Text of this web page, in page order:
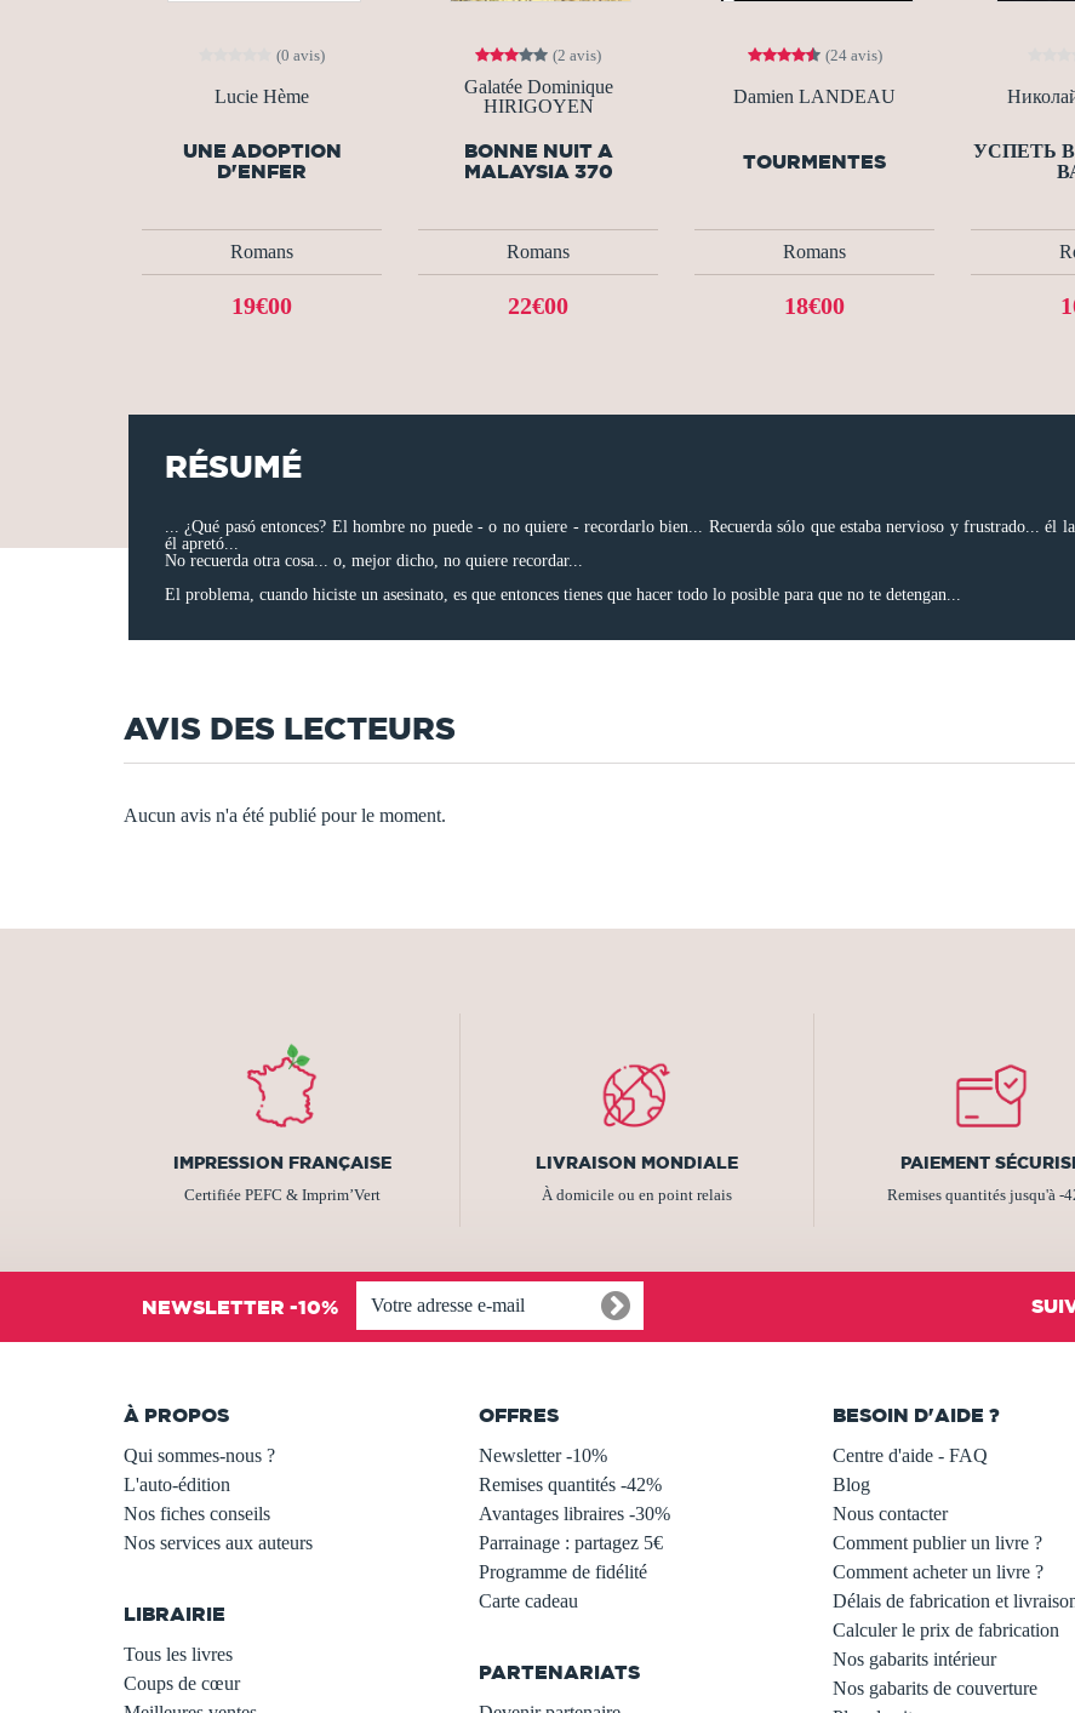
(0 avis)
Lucie Hème
UNE ADOPTION
D'ENFER
Romans
19€00
(2 avis)
Galatée Dominique
HIRIGOYEN
BONNE NUIT A
MALAYSIA 370
Romans
22€00
(24 avis)
Damien LANDEAU
TOURMENTES
Romans
18€00
УСПЕТЬ
RÉSUMÉ
... ¿Qué pasó entonces? El hombre no puede - o no quiere - recordarlo bien... Recuerda sólo que estaba nervioso y frustrado...
él apretó...
No recuerda otra cosa... o, mejor dicho, no quiere recordar...
El problema, cuando hiciste un asesinato, es que entonces tienes que hacer todo lo posible para que no te detengan...
AVIS DES LECTEURS
Aucun avis n'a été publié pour le moment.
IMPRESSION FRANÇAISE
Certifiée PEFC & Imprim’Vert
LIVRAISON MONDIALE
À domicile ou en point relais
PAIEMENT
Remises quantités jusqu'à -
NEWSLETTER -10%
À PROPOS
Qui sommes-nous ?
L'auto-édition
Nos fiches conseils
Nos services aux auteurs
LIBRAIRIE
Tous les livres
Coups de cœur
OFFRES
Newsletter -10%
Remises quantités -42%
Avantages libraires -30%
Parrainage : partagez 5€
Programme de fidélité
Carte cadeau
PARTENARIATS
BESOIN D'AIDE ?
Centre d'aide - FAQ
Blog
Nous contacter
Comment publier un livre ?
Comment acheter un livre ?
Délais de fabrication et
Calculer le prix de fabrication
Nos gabarits intérieur
Nos gabarits de couverture